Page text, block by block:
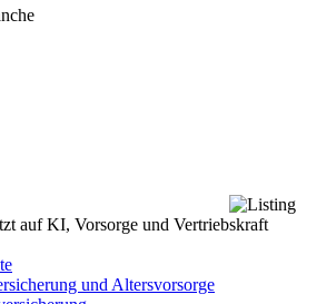
auf KI, Vorsorge und Vertriebskraft
und Altersvorsorge